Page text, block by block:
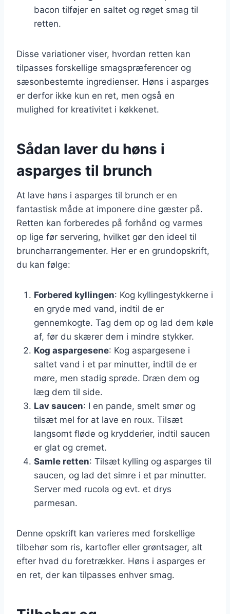
bacon tilføjer en saltet og røget smag til
retten.
Disse variationer viser, hvordan retten kan
tilpasses forskellige smagspræferencer og
sæsonbestemte ingredienser. Høns i asparges
er derfor ikke kun en ret, men også en
mulighed for kreativitet i køkkenet.
Sådan laver du høns i
asparges til brunch
At lave høns i asparges til brunch er en
fantastisk måde at imponere dine gæster på.
Retten kan forberedes på forhånd og varmes
op lige før servering, hvilket gør den ideel til
bruncharrangementer. Her er en grundopskrift,
du kan følge:
Forbered kyllingen: Kog kyllingestykkerne i
en gryde med vand, indtil de er
gennemkogte. Tag dem op og lad dem køle
af, før du skærer dem i mindre stykker.
Kog aspargesene: Kog aspargesene i
saltet vand i et par minutter, indtil de er
møre, men stadig sprøde. Dræn dem og
læg dem til side.
Lav saucen: I en pande, smelt smør og
tilsæt mel for at lave en roux. Tilsæt
langsomt fløde og krydderier, indtil saucen
er glat og cremet.
Samle retten: Tilsæt kylling og asparges til
saucen, og lad det simre i et par minutter.
Server med rucola og evt. et drys
parmesan.
Denne opskrift kan varieres med forskellige
tilbehør som ris, kartofler eller grøntsager, alt
efter hvad du foretrækker. Høns i asparges er
en ret, der kan tilpasses enhver smag.